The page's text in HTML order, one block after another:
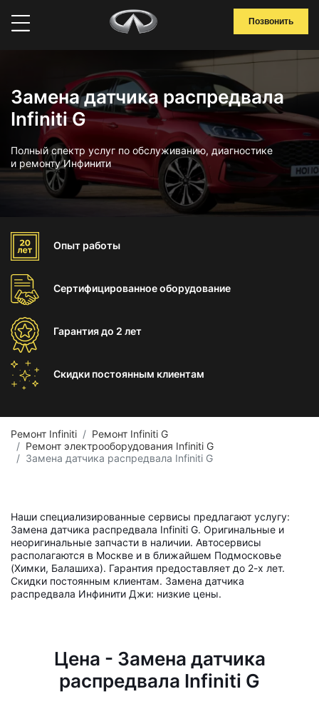
Позвонить
Замена датчика распредвала
Infiniti G
Полный спектр услуг по обслуживанию, диагностике
и ремонту Инфинити
Опыт работы
Сертифицированноеоборудование
Гарантиядо 2 лет
Скидки постоянным клиентам
Ремонт Infiniti
Ремонт Infiniti G
Ремонт электрооборудования Infiniti G
Замена датчика распредвала Infiniti G
Наши специализированные сервисы предлагают услугу:
Замена датчика распредвала Infiniti G. Оригинальные и
неоригинальные запчасти в наличии. Автосервисы
располагаются в Москве и в ближайшем Подмосковье
(Химки, Балашиха). Гарантия предоставляет до 2-х лет.
Скидки постоянным клиентам. Замена датчика
распредвала Инфинити Джи: низкие цены.
Цена - Замена датчика
распредвала Infiniti G